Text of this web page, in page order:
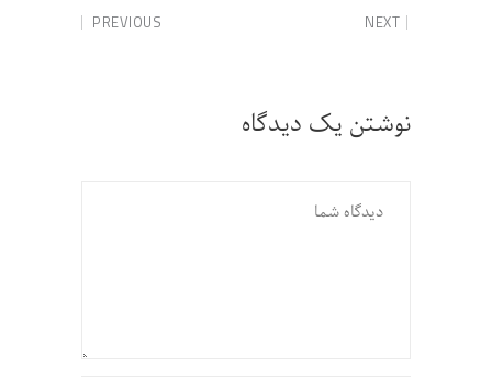
PREVIOUS NEXT
نوشتن یک دیدگاه